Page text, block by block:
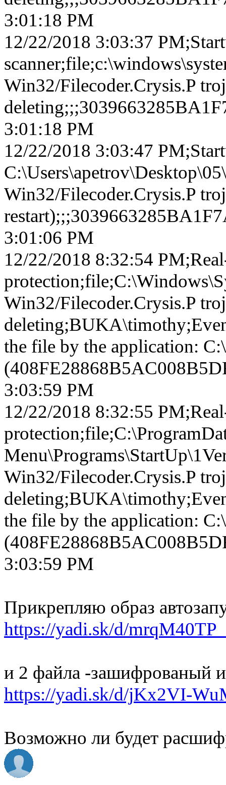
3:01:18 PM
12/22/2018 3:03:37
Win32/Filecoder.Crysis.P
3:01:18 PM
12/22/2018 3:03:47
Win32/Filecoder.Crysis.P
3:01:06 PM
12/22/2018 8:32:54
Win32/Filecoder.Crysis.P
the file by the application:
3:03:59 PM
12/22/2018 8:32:55
Win32/Filecoder.Crysis.P
the file by the application:
3:03:59 PM
Прикрепляю образ
https://yadi.sk/d/
и 2 файла -зашифрованый
https://yadi.sk/d/jKx2VI-
Возможно ли будет